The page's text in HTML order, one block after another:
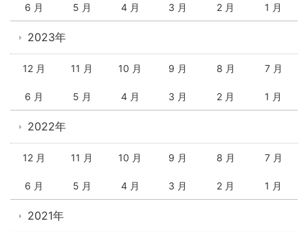
6 月 5 月 4 月 3 月 2 月 1 月
2023年
12 月 11 月 10 月 9 月 8 月 7 月
6 月 5 月 4 月 3 月 2 月 1 月
2022年
12 月 11 月 10 月 9 月 8 月 7 月
6 月 5 月 4 月 3 月 2 月 1 月
2021年